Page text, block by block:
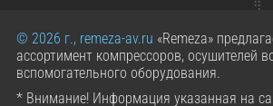
© 2026 г., remeza-av.ru «Remeza»
ассортимент компрессоров, осушителей
вспомогательного оборудования.
* Внимание! Информация указанная на